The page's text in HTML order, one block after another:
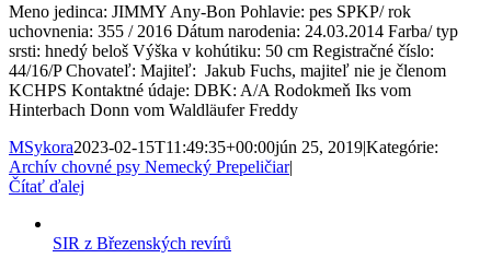
Meno jedinca: JIMMY Any-Bon Pohlavie: pes SPKP/ rok
uchovnenia: 355 / 2016 Dátum narodenia: 24.03.2014 Farba/ typ
srsti: hnedý beloš Výška v kohútiku: 50 cm Registračné číslo:
44/16/P Chovateľ: Majiteľ: Jakub Fuchs, majiteľ nie je členom
KCHPS Kontaktné údaje: DBK: A/A Rodokmeň Iks vom
Hinterbach Donn vom Waldläufer Freddy
MSykora2023-02-15T11:49:35+00:00jún 25, 2019|Kategórie:
Archív chovné psy Nemecký Prepeličiar|
Čítať ďalej
SIR z Březenských revírů